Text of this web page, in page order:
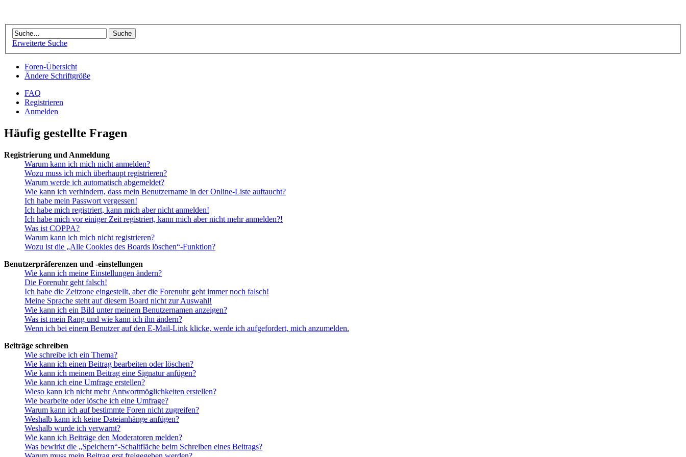
Erweiterte Suche
Foren-Übersicht
Ändere Schriftgröße
FAQ
Registrieren
Anmelden
Häufig gestellte Fragen
Registrierung und Anmeldung
Warum kann ich mich nicht anmelden?
Wozu muss ich mich überhaupt registrieren?
Warum werde ich automatisch abgemeldet?
Wie kann ich verhindern, dass mein Benutzername in der Online-Liste auftaucht?
Ich habe mein Passwort vergessen!
Ich habe mich registriert, kann mich aber nicht anmelden!
Ich habe mich vor einiger Zeit registriert, kann mich aber nicht mehr anmelden?!
Was ist COPPA?
Warum kann ich mich nicht registrieren?
Wozu ist die „Alle Cookies des Boards löschen“-Funktion?
Benutzerpräferenzen und -einstellungen
Wie kann ich meine Einstellungen ändern?
Die Forenuhr geht falsch!
Ich habe die Zeitzone eingestellt, aber die Forenuhr geht immer noch falsch!
Meine Sprache steht auf diesem Board nicht zur Auswahl!
Wie kann ich ein Bild unter meinem Benutzernamen anzeigen?
Was ist mein Rang und wie kann ich ihn ändern?
Wenn ich bei einem Benutzer auf den E-Mail-Link klicke, werde ich aufgefordert, mich anzumelden.
Beiträge schreiben
Wie schreibe ich ein Thema?
Wie kann ich einen Beitrag bearbeiten oder löschen?
Wie kann ich meinem Beitrag eine Signatur anfügen?
Wie kann ich eine Umfrage erstellen?
Wieso kann ich nicht mehr Antwortmöglichkeiten erstellen?
Wie bearbeite oder lösche ich eine Umfrage?
Warum kann ich auf bestimmte Foren nicht zugreifen?
Weshalb kann ich keine Dateianhänge anfügen?
Weshalb wurde ich verwarnt?
Wie kann ich Beiträge den Moderatoren melden?
Was bewirkt die „Speichern“-Schaltfläche beim Schreiben eines Beitrags?